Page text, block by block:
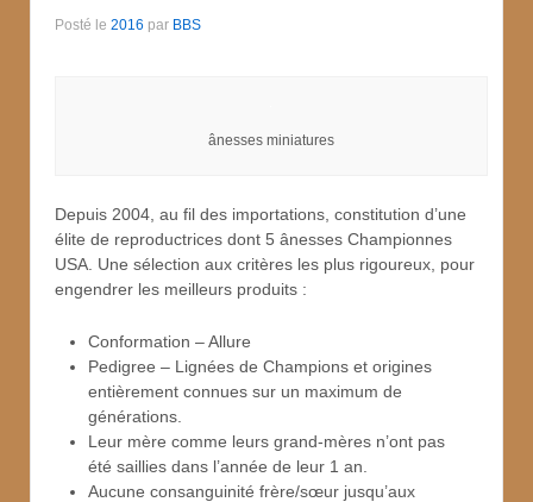
Posté le 2016 par BBS
ânesses miniatures
Depuis 2004, au fil des importations, constitution d’une
élite de reproductrices dont 5 ânesses Championnes
USA. Une sélection aux critères les plus rigoureux, pour
engendrer les meilleurs produits :
Conformation – Allure
Pedigree – Lignées de Champions et origines
entièrement connues sur un maximum de
générations.
Leur mère comme leurs grand-mères n’ont pas
été saillies dans l’année de leur 1 an.
Aucune consanguinité frère/sœur jusqu’aux